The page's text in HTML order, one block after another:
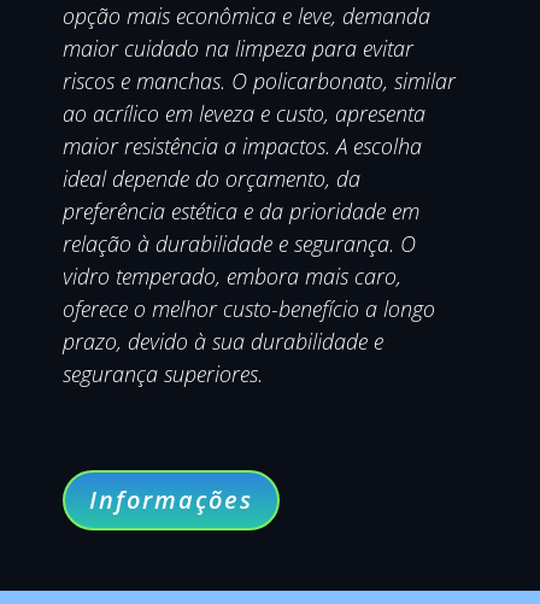
opção mais econômica e leve, demanda
maior cuidado na limpeza para evitar
riscos e manchas. O policarbonato, similar
ao acrílico em leveza e custo, apresenta
maior resistência a impactos. A escolha
ideal depende do orçamento, da
preferência estética e da prioridade em
relação à durabilidade e segurança. O
vidro temperado, embora mais caro,
oferece o melhor custo-benefício a longo
prazo, devido à sua durabilidade e
segurança superiores.
Informações